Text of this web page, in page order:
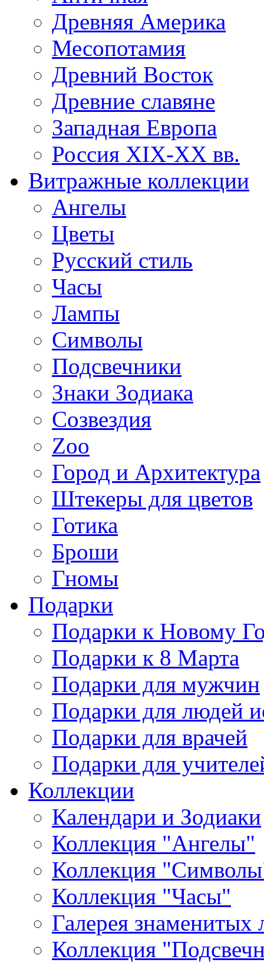
Древняя Америка
Месопотамия
Древний Восток
Древние славяне
Западная Европа
Россия XIX-XX вв.
Витражные коллекции
Ангелы
Цветы
Русский стиль
Часы
Лампы
Символы
Подсвечники
Знаки Зодиака
Созвездия
Zoo
Город и Архитектура
Штекеры для цветов
Готика
Броши
Гномы
Подарки
Подарки к Новому
Подарки к 8 Марта
Подарки для мужчин
Подарки для людей
Подарки для врачей
Подарки для
Коллекции
Календари и Зодиаки
Коллекция "Ангелы"
Коллекция
Коллекция "Часы"
Галерея знаменитых
Коллекция